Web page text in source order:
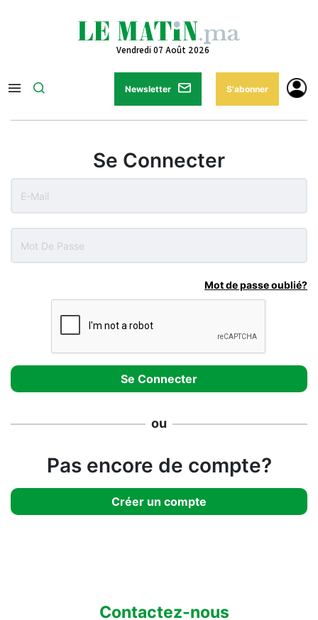
Vendredi 07 Août 2026
Newsletter S'abonner
Se Connecter
Mot de passe oublié?
ou
Pas encore de compte?
Créer un compte
Contactez-nous